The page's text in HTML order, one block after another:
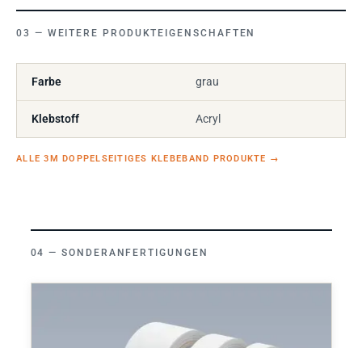
WEITERE PRODUKTEIGENSCHAFTEN
Farbe grau
Klebstoff Acryl
ALLE 3M DOPPELSEITIGES KLEBEBAND PRODUKTE →
SONDERANFERTIGUNGEN